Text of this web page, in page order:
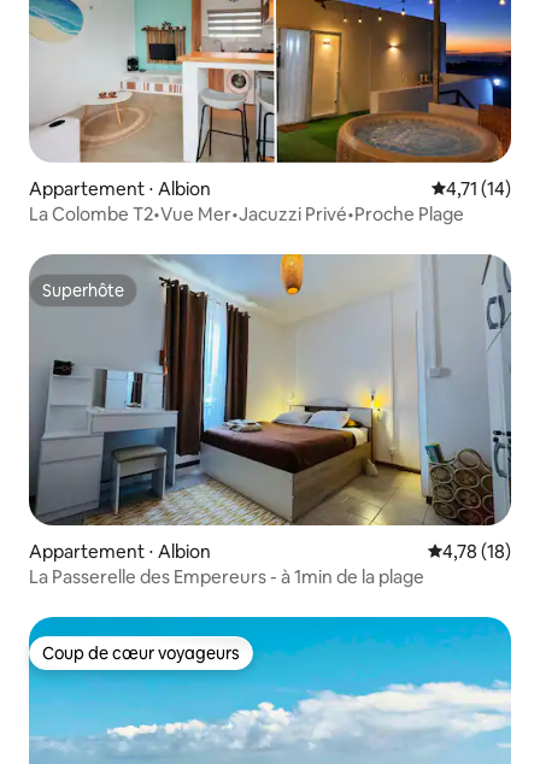
Appartement ⋅ Albion Évaluation
4,71 (14)
La Colombe T2•Vue Mer•Jacuzzi Privé•Proche Plage
Superhôte
Superhôte
Appartement ⋅ Albion Évaluation
4,78 (18)
La Passerelle des Empereurs - à 1min de la plage
Coup de cœur voyageurs
Coup de cœur voyageurs